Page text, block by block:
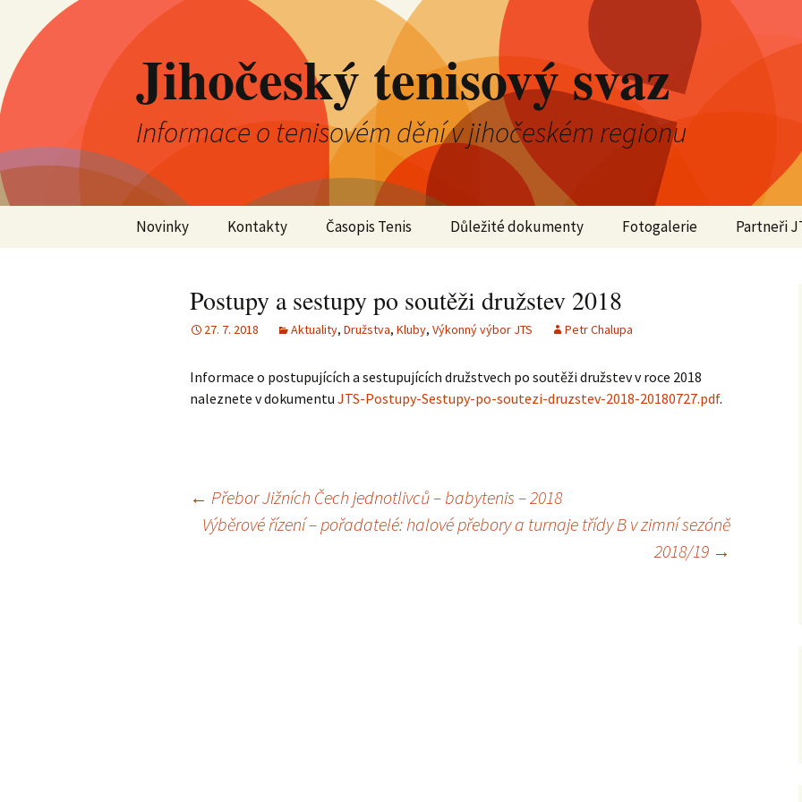
Jihočeský tenisový svaz
Informace o tenisovém dění v jihočeském regionu
Novinky
Družstva
Kontakty
Kontrolní komise JTS
Adresář klubů JTS
Časopis Tenis Důležité dokumenty Fotogalerie
2022
2019
Partneři
Postupy a sestupy po soutěži družstev 2018
27. 7. 2018 Aktuality, Družstva, Kluby, Výkonný výbor JTS Petr Chalupa
Informace o postupujících a sestupujících družstvech po soutěži družstev v roce 2018
naleznete v dokumentu JTS-Postupy-Sestupy-po-soutezi-druzstev-2018-20180727.pdf.
← Přebor Jižních Čech jednotlivců – babytenis – 2018
Výběrové řízení – pořadatelé: halové přebory a turnaje třídy B v zimní sezóně
2018/19 →